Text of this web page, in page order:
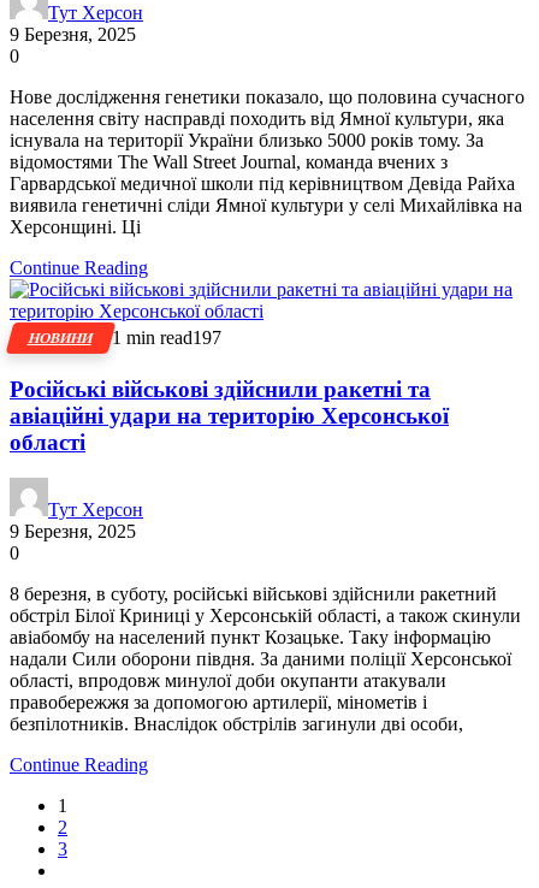
Тут Херсон
9 Березня, 2025
0
Нове дослідження генетики показало, що половина сучасного
населення світу насправді походить від Ямної культури, яка
існувала на території України близько 5000 років тому. За
відомостями The Wall Street Journal, команда вчених з
Гарвардської медичної школи під керівництвом Девіда Райха
виявила генетичні сліди Ямної культури у селі Михайлівка на
Херсонщині. Ці
Continue Reading
НОВИНИ 1 min read197
Російські військові здійснили ракетні та
авіаційні удари на територію Херсонської
області
Тут Херсон
9 Березня, 2025
0
8 березня, в суботу, російські військові здійснили ракетний
обстріл Білої Криниці у Херсонській області, а також скинули
авіабомбу на населений пункт Козацьке. Таку інформацію
надали Сили оборони півдня. За даними поліції Херсонської
області, впродовж минулої доби окупанти атакували
правобережжя за допомогою артилерії, мінометів і
безпілотників. Внаслідок обстрілів загинули дві особи,
Continue Reading
1
2
3